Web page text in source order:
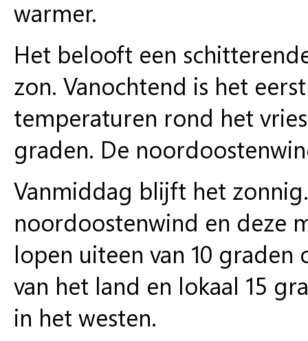
warmer.
Het belooft een
zon. Vanochtend is het
temperaturen rond het
graden. De
Vanmiddag blijft het
noordoostenwind en deze
lopen uiteen van 10
van het land en lokaal 15
in het westen.